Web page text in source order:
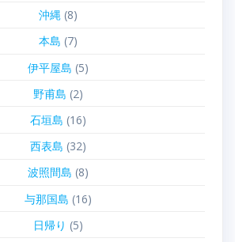
沖縄(8)
本島 (7)
伊平屋島 (5)
野甫島 (2)
石垣島 (16)
西表島 (32)
波照間島 (8)
与那国島 (16)
日帰り (5)